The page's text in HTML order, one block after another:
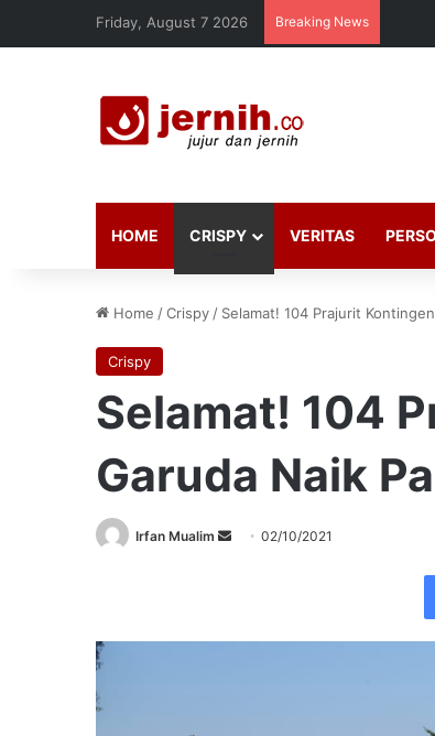
Friday, August 7 2026 Breaking News
HOME CRISPY VERITAS
Home /Crispy / Selamat! 104 Prajurit
Crispy
Selamat! 104
Garuda Naik
Irfan Mualim
Send02/10/2021